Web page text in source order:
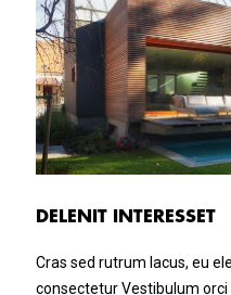
DELENIT INTERESSET
Cras sed rutrum lacus, eu
consectetur Vestibulum